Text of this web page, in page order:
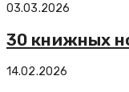
03.03.2026
30 книжных
14.02.2026